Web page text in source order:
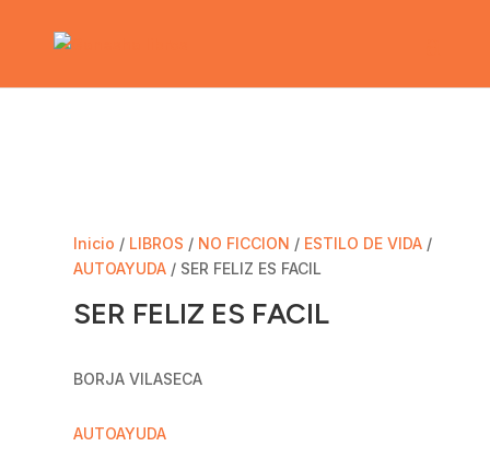
Inicio / LIBROS / NO FICCION / ESTILO DE VIDA /
AUTOAYUDA / SER FELIZ ES FACIL
SER FELIZ ES FACIL
BORJA VILASECA
AUTOAYUDA